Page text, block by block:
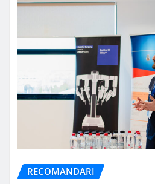
RECOMANDARI